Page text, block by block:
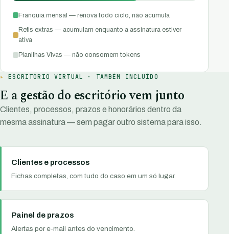
Franquia mensal — renova todo ciclo, não acumula
Refis extras — acumulam enquanto a assinatura estiver
ativa
Planilhas Vivas — não consomem tokens
ESCRITÓRIO VIRTUAL · TAMBÉM INCLUÍDO
E a gestão do escritório vem junto
Clientes, processos, prazos e honorários dentro da
mesma assinatura — sem pagar outro sistema para isso.
Clientes e processos
Fichas completas, com tudo do caso em um só lugar.
Painel de prazos
Alertas por e-mail antes do vencimento.